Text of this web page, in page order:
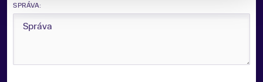
SPRÁVA: